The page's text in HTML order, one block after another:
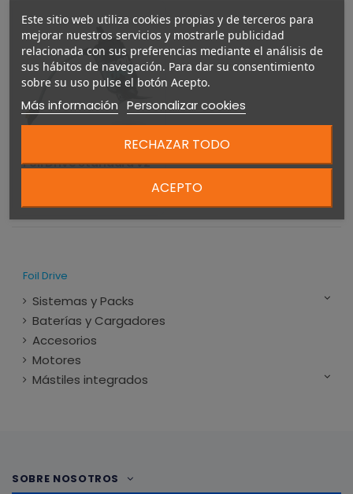
Foil Drive Standard v2
Foil Drive
Sistemas y Packs
Baterías y Cargadores
Accesorios
Motores
Mástiles integrados
SOBRE NOSOTROS
Este sitio web utiliza cookies propias y de terceros para
mejorar nuestros servicios y mostrarle publicidad
relacionada con sus preferencias mediante el análisis de
sus hábitos de navegación. Para dar su consentimiento
sobre su uso pulse el botón Acepto.
Más información Personalizar cookies
RECHAZAR TODO
ACEPTO